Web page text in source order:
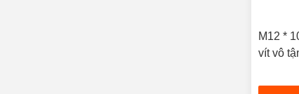
M12 *
vít vô